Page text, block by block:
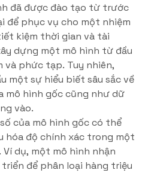
đã được đào tạo từ trước
để phục vụ cho một nhiệm
kiệm thời gian và tài
dựng một mô hình từ đầu
và phức tạp. Tuy nhiên,
một sự hiểu biết sâu sắc về
mô hình gốc cũng như dữ
vào.
của mô hình gốc có thể
hóa độ chính xác trong một
dụ, một mô hình nhận
để phân loại hàng triệu